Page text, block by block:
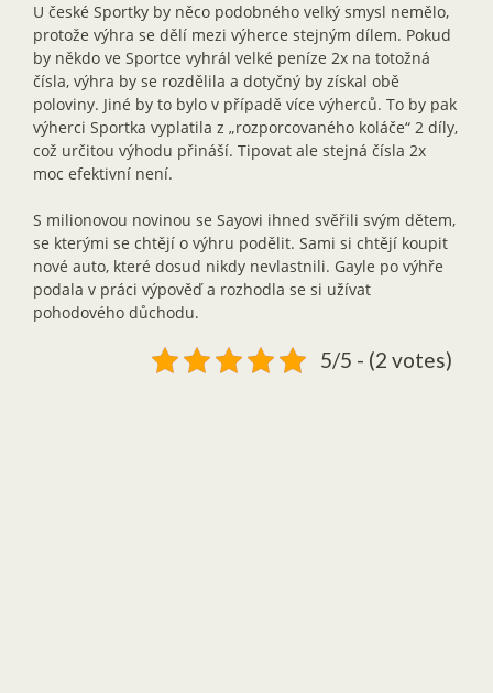
U české Sportky by něco podobného velký smysl nemělo,
protože výhra se dělí mezi výherce stejným dílem. Pokud
by někdo ve Sportce vyhrál velké peníze 2x na totožná
čísla, výhra by se rozdělila a dotyčný by získal obě
poloviny. Jiné by to bylo v případě více výherců. To by pak
výherci Sportka vyplatila z „rozporcovaného koláče“ 2 díly,
což určitou výhodu přináší. Tipovat ale stejná čísla 2x
moc efektivní není.
S milionovou novinou se Sayovi ihned svěřili svým dětem,
se kterými se chtějí o výhru podělit. Sami si chtějí koupit
nové auto, které dosud nikdy nevlastnili. Gayle po výhře
podala v práci výpověď a rozhodla se si užívat
pohodového důchodu.
5/5 - (2 votes)